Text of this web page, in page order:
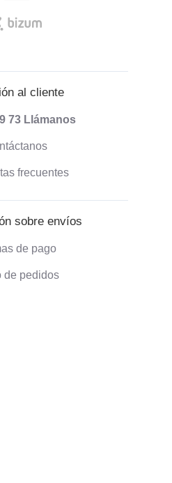
al cliente
73 Llámanos
frecuentes
sobre envíos
de pago
de pedidos